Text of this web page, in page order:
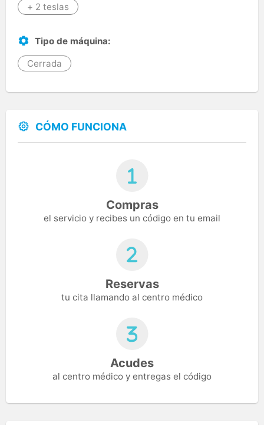
+ 2 teslas
Tipo de máquina:
Cerrada
CÓMO FUNCIONA
Compras
el servicio y recibes un código en tu email
Reservas
tu cita llamando al centro médico
Acudes
al centro médico y entregas el código